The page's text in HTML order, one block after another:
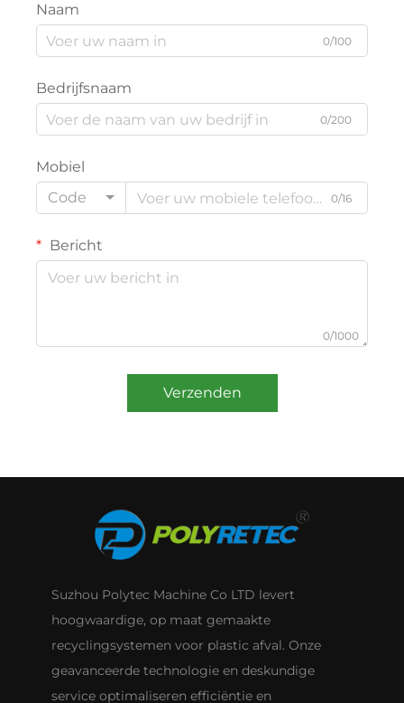
Naam
0/100
Bedrijfsnaam
0/200
Mobiel
Code
0/16
Bericht
0/1000
Verzenden
Suzhou Polytec Machine Co LTD levert
hoogwaardige, op maat gemaakte
recyclingsystemen voor plastic afval. Onze
geavanceerde technologie en deskundige
service optimaliseren efficiëntie en